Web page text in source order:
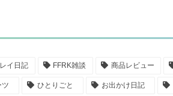
イ日記 FFRK雑談 商品レビュー
ツ ひとりごと お出かけ日記